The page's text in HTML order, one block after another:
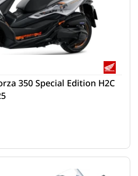
350 Special Edition H2C